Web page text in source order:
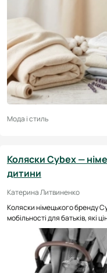
Мода і стиль
Коляски Cybex —
дитини
Катерина Литвиненко
Коляски німецького бренду
мобільності для батьків, які